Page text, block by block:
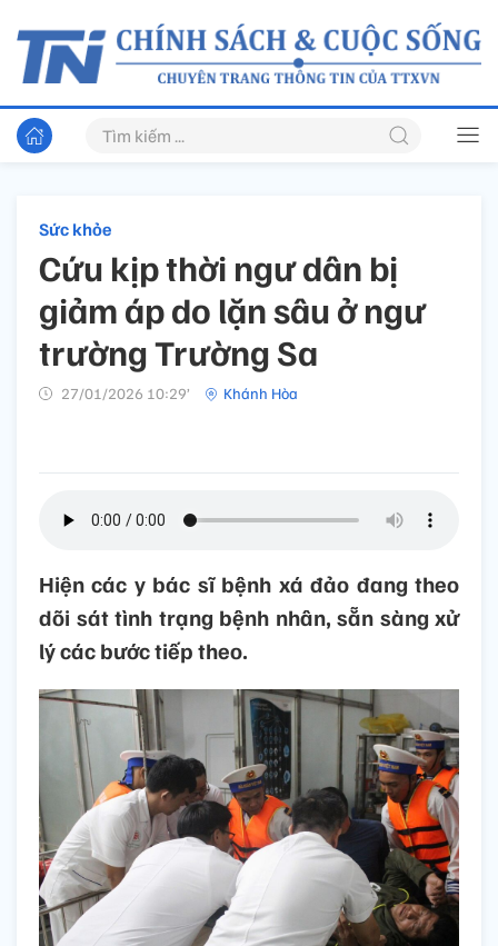
Sức khỏe
Cứu kịp thời ngư dân bị
giảm áp do lặn sâu ở ngư
trường Trường Sa
27/01/2026 10:29’ Khánh Hòa
Hiện các y bác sĩ bệnh xá đảo đang theo
dõi sát tình trạng bệnh nhân, sẵn sàng xử
lý các bước tiếp theo.